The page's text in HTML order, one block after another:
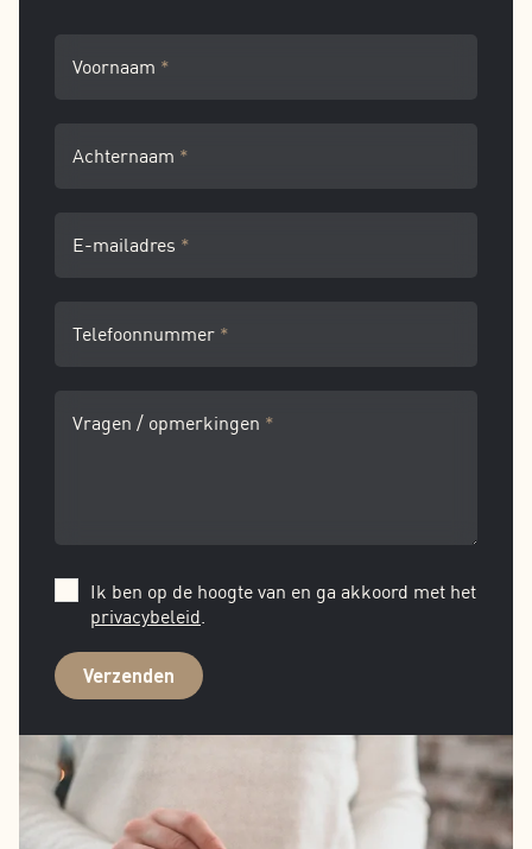
Voornaam *
Achternaam *
E-mailadres *
Telefoonnummer *
Vragen / opmerkingen *
Ik ben op de hoogte van en ga akkoord met het
privacybeleid
Verzenden